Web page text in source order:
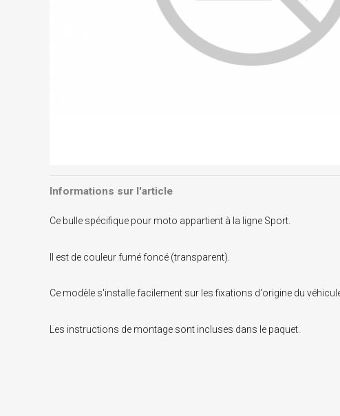
Informations sur l'article
Ce bulle spécifique pour moto appartient à la ligne Sport.
Il est de couleur fumé foncé (transparent).
Ce modèle s'installe facilement sur les fixations d'origine du
Les instructions de montage sont incluses dans le paquet.